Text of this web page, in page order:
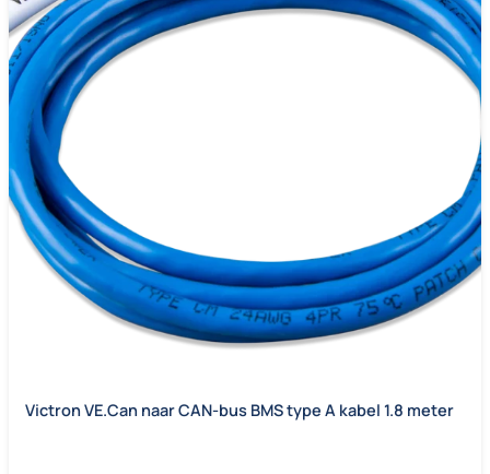
Victron VE.Can naar CAN-bus BMS type A kabel 1.8 meter